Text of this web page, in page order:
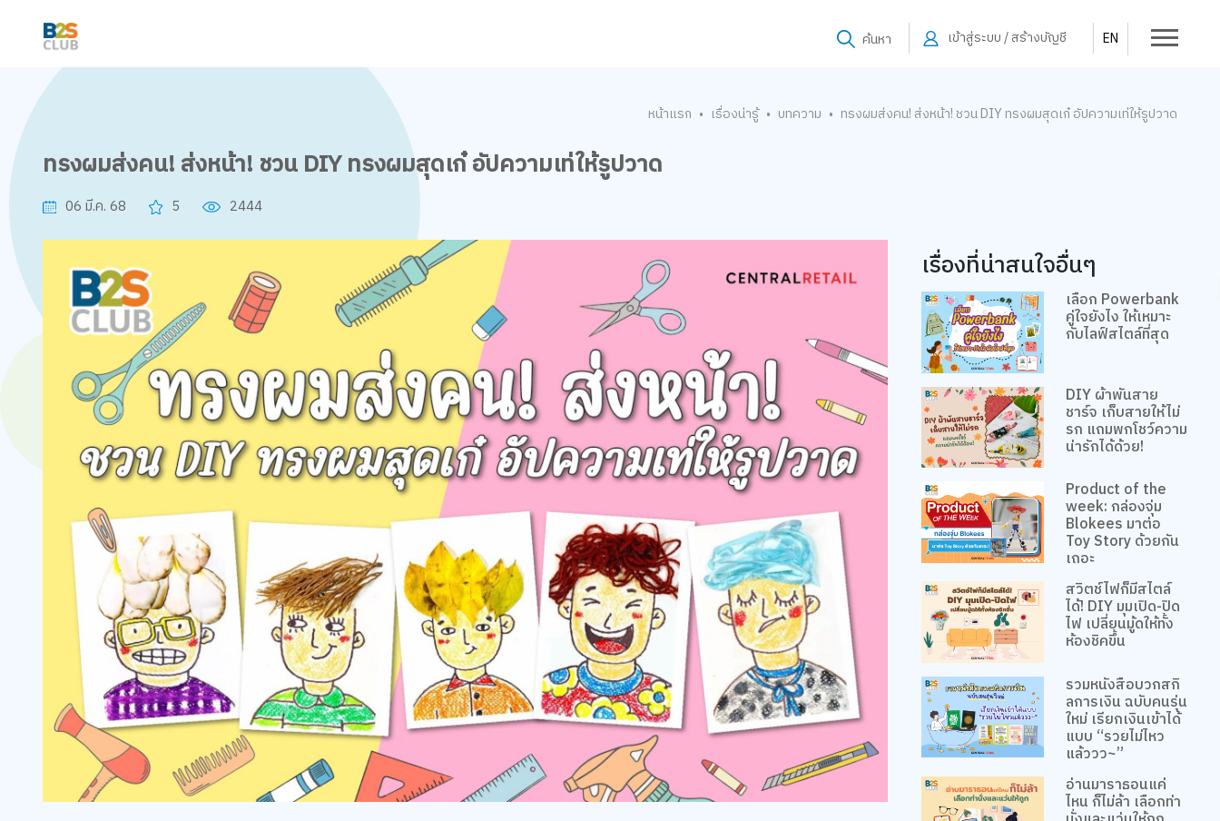
ค้นหา เข้าสู่ระบบ / สร้างบัญชี EN
หน้าแรก • เรื่องน่ารู้ • บทความ • ทรงผมส่งคน! ส่งหน้า! ชวน DIY ทรงผมสุดเก๋ อัปความเท่ให้รูปวาด
ทรงผมส่งคน! ส่งหน้า! ชวน DIY ทรงผมสุดเก๋ อัปความเท่ให้รูปวาด
06 มี.ค. 68 5 2444
เรื่องที่น่าสนใจอื่นๆ
เลือก Powerbank
คู่ใจยังไง ให้เหมาะ
กับไลฟ์สไตล์ที่สุด
DIY ผ้าพันสาย
ชาร์จ เก็บสายให้ไม่
รก แถมพกโชว์ความ
น่ารักได้ด้วย!
Product of the
week: กล่องจุ่ม
Blokees มาต่อ
Toy Story ด้วยกัน
เถอะ
สวิตช์ไฟก็มีสไตล์
ได้! DIY มุมเปิด-ปิด
ไฟ เปลี่ยนมู้ดให้ทั้ง
ห้องชิคขึ้น
รวมหนังสือบวกสกิ
ลการเงิน ฉบับคนรุ่น
ใหม่ เรียกเงินเข้าได้
แบบ “รวยไม่ไหว
แล้ววว~”
อ่านมาราธอนแค่
ไหน ก็ไม่ล้า เลือกท่า